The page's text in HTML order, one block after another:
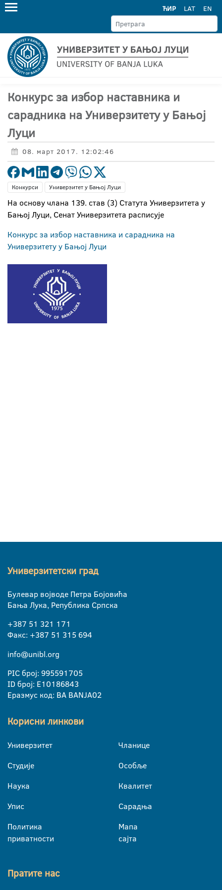
ЋИР LAT EN
Конкурс за избор наставника и
сарадника на Универзитету у Бањој
Луци
08. март 2017. 12:02:46
Конкурси Универзитет у Бањој Луци
На основу члана 139. став (3) Статута Универзитета у
Бањој Луци, Сенат Универзитета расписује
Конкурс за избор наставника и сарадника на
Универзитету у Бањој Луци
Универзитетски град
Булевар војводе Петра Бојовића
Бања Лука, Република Српска
+387 51 321 171
Факс: +387 51 315 694
info@unibl.org
PIC број: 995591705
ID број: E10186843
Еразмус код: BA BANJA02
Корисни линкови
Универзитет
Студије
Наука
Упис
Политика
приватности
Чланице
Особље
Квалитет
Сарадња
Мапа
сајта
Пратите нас